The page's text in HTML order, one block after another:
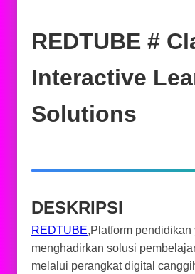
REDTUBE #
Interactive
Solutions
DESKRIPSI
REDTUBE,Platform pendidikan
menghadirkan solusi
melalui perangkat digital